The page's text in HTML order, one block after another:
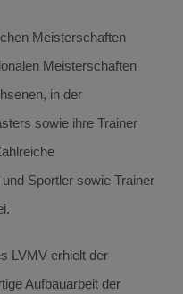
Meisterschaften
Meisterschaften
in der
sowie ihre Trainer
Sportler sowie Trainer
LVMV erhielt der
Aufbauarbeit der